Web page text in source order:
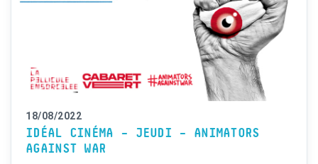
18/08/2022
IDÉAL CINÉMA – JEUDI – ANIMATORS
AGAINST WAR